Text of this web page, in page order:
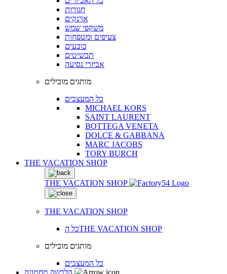
חגורות
ארנקים
משקפי שמש
צעיפים ומטפחות
כובעים
תכשיטים
אביזרי נסיעה
מותגים מובילים
כל המעצבים
MICHAEL KORS
SAINT LAURENT
BOTTEGA VENETA
DOLCE & GABBANA
MARC JACOBS
TORY BURCH
THE VACATION SHOP
THE VACATION SHOP
THE VACATION SHOP
כל הTHE VACATION SHOP
מותגים מובילים
כל המעצבים